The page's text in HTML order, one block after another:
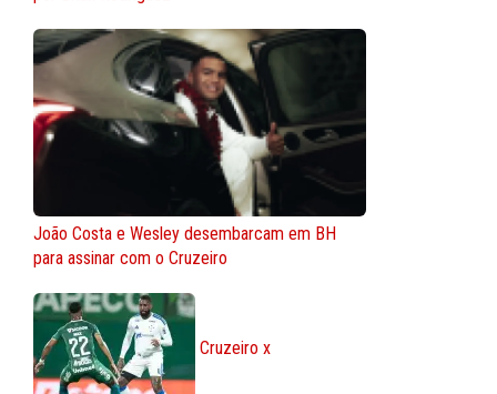
João Costa e Wesley desembarcam em BH
para assinar com o Cruzeiro
Cruzeiro x